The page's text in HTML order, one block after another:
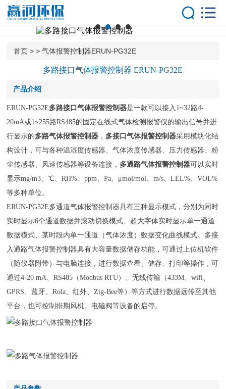
首页
产品中心
气体分析仪器
气体报警控制器
统
气体在线监测系
解决方案
客户案例
新闻中心
技术中心
关于我们
服务优势
联系我们
首页> > 气体报警控制器ERUN-PG32E
多路接口气体报警控制器 ERUN-PG32E
产品介绍
ERUN-PG32E多路接口气体报警控制器是一款可以接入1~32路4-
20mA或1~255路RS485的固定在线式气体检测报警仪的输出信号并进
行显示的多路气体报警控制器 ， 多接口气体报警控制器采用模块化结
构设计，可与各种温湿度传感器、气体浓度传感器、压力传感器、粉
尘传感器、风速传感器等设备连接， 多通路气体报警控制器可以实时
显示mg/m3、℃、RH%、ppm、Pa、μmol/mol、m/s、LEL%、VOL%
等多种单位。
ERUN-PG32E多通道气体报警控制器具有三种显示模式，分别为同时
实时显示6个通道数据并滚动切换模式、超大字体实时显示单一通道
数据模式、某时段内单一通道（气体浓度）数据变化曲线模式。多接
入通路气体报警控制器具有大容量数据储存功能，可通过上位机软件
（随仪器附带）与电脑连接，进行数据查看、储存、打印等操作，可
通过4-20 mA、RS485（Modbus RTU）、无线传输（433M、wifi、
GPRS、蓝牙、Rola、红外、Zig-Bee等）等方式进行数据远传至其他
平台，也可控制排期风机、电磁阀等设备的启停。